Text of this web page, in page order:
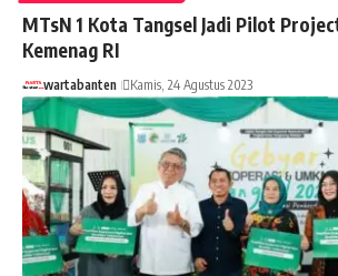
MTsN 1 Kota Tangsel Jadi Pilot
Kemenag RI
wartabanten Kamis, 24 Agustus 2023